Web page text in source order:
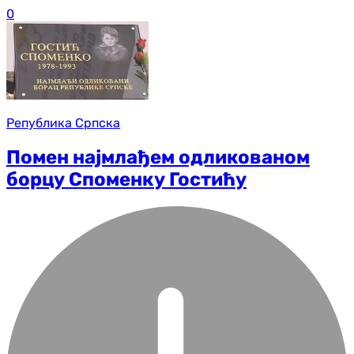
0
Република Српска
Помен најмлађем одликованом
борцу Споменку Гостићу